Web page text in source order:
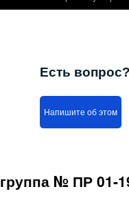
Есть вопрос?
Напишите об этом
группа № ПР 01-